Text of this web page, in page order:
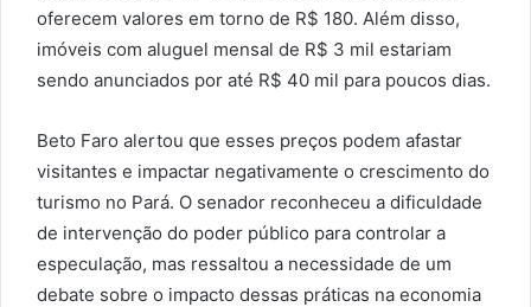
oferecem valores em torno de R$ 180. Além disso,
imóveis com aluguel mensal de R$ 3 mil estariam
sendo anunciados por até R$ 40 mil para poucos dias.
Beto Faro alertou que esses preços podem afastar
visitantes e impactar negativamente o crescimento do
turismo no Pará. O senador reconheceu a dificuldade
de intervenção do poder público para controlar a
especulação, mas ressaltou a necessidade de um
debate sobre o impacto dessas práticas na economia